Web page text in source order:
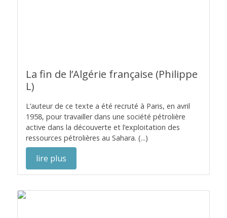
La fin de l’Algérie française (Philippe
L)
L’auteur de ce texte a été recruté à Paris, en avril
1958, pour travailler dans une société pétrolière
active dans la découverte et l’exploitation des
ressources pétrolières au Sahara. (...)
lire plus